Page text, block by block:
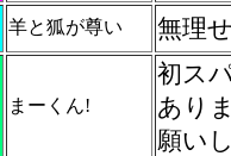
羊と狐が尊い 無理
まーくん!
初ス
あり
願い